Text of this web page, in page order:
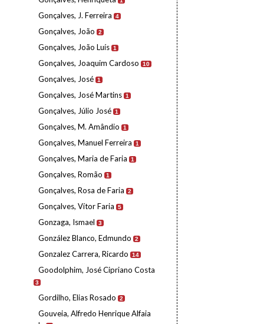
Gonçalves, J. Ferreira 4
Gonçalves, João 2
Gonçalves, João Luís 1
Gonçalves, Joaquim Cardoso 10
Gonçalves, José 1
Gonçalves, José Martins 1
Gonçalves, Júlio José 1
Gonçalves, M. Amândio 1
Gonçalves, Manuel Ferreira 1
Gonçalves, Maria de Faria 1
Gonçalves, Romão 1
Gonçalves, Rosa de Faria 2
Gonçalves, Vítor Faria 5
Gonzaga, Ismael 3
González Blanco, Edmundo 2
Gonzalez Carrera, Ricardo 14
Goodolphim, José Cipriano Costa
3
Gordilho, Elias Rosado 2
Gouveia, Alfredo Henrique Alfaia